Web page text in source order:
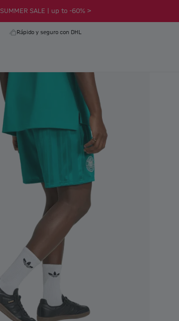
SUMMER SALE | up to -60% >
Rápido y seguro con DHL